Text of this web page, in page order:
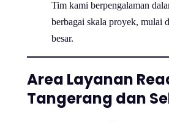
Tim kami berpengalaman
berbagai skala proyek, mulai
besar.
Area Layanan
Tangerang dan